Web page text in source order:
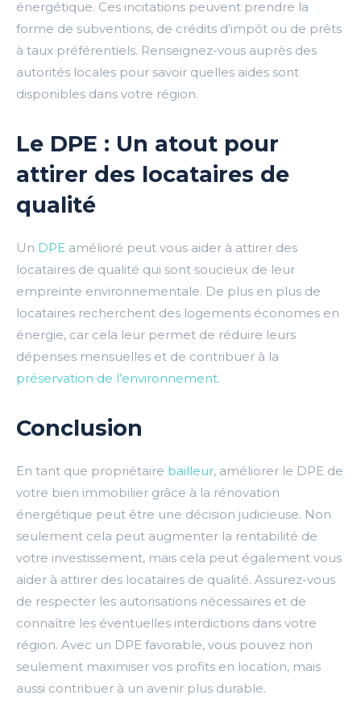
énergétique. Ces incitations peuvent prendre la
forme de subventions, de crédits d’impôt ou de prêts
à taux préférentiels. Renseignez-vous auprès des
autorités locales pour savoir quelles aides sont
disponibles dans votre région.
Le DPE : Un atout pour
attirer des locataires de
qualité
Un DPE amélioré peut vous aider à attirer des
locataires de qualité qui sont soucieux de leur
empreinte environnementale. De plus en plus de
locataires recherchent des logements économes en
énergie, car cela leur permet de réduire leurs
dépenses mensuelles et de contribuer à la
préservation de l’environnement.
Conclusion
En tant que propriétaire bailleur, améliorer le DPE de
votre bien immobilier grâce à la rénovation
énergétique peut être une décision judicieuse. Non
seulement cela peut augmenter la rentabilité de
votre investissement, mais cela peut également vous
aider à attirer des locataires de qualité. Assurez-vous
de respecter les autorisations nécessaires et de
connaître les éventuelles interdictions dans votre
région. Avec un DPE favorable, vous pouvez non
seulement maximiser vos profits en location, mais
aussi contribuer à un avenir plus durable.